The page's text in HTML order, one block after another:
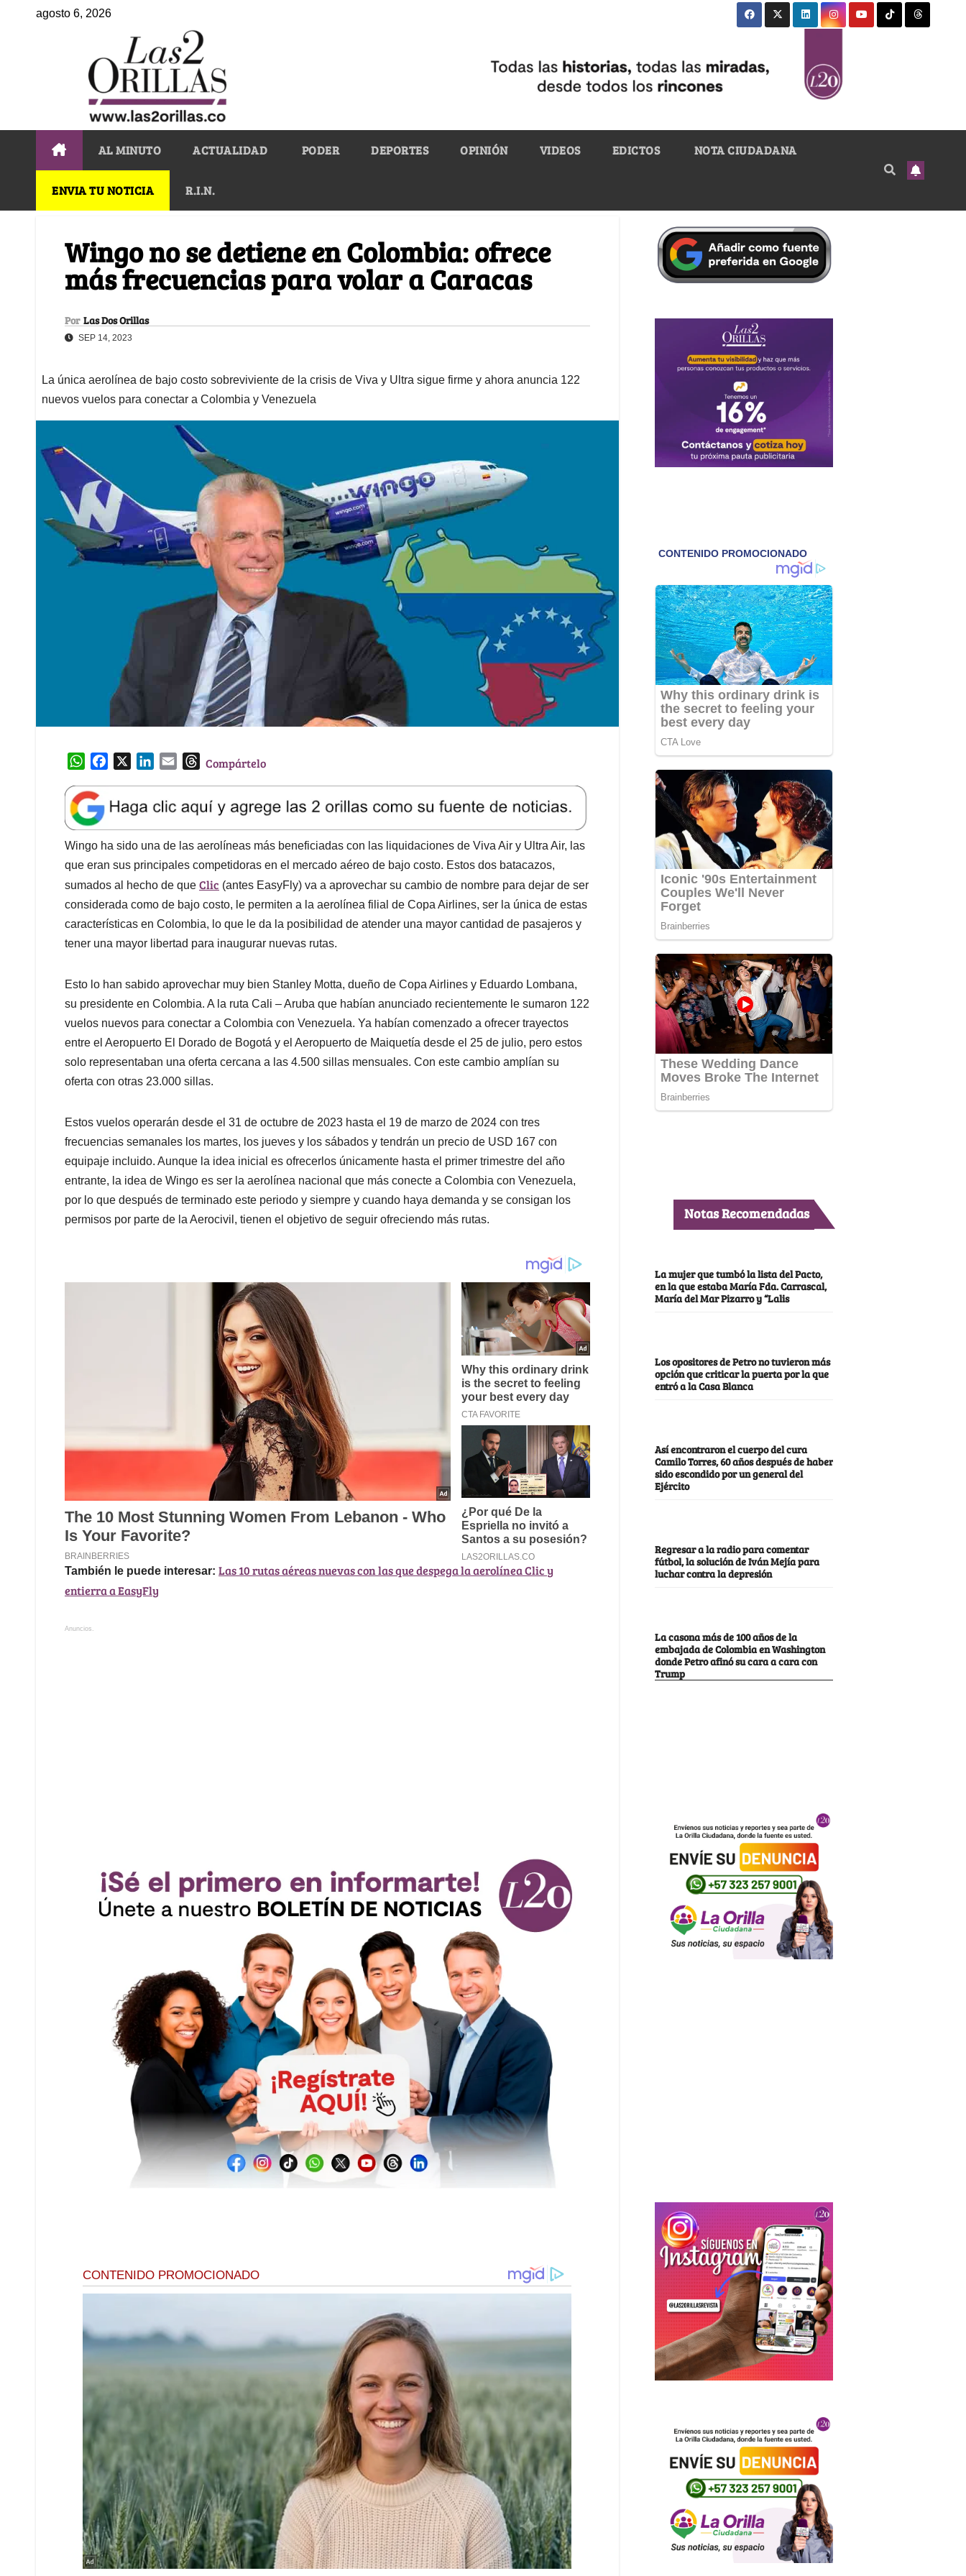
agosto 6, 2026
AL MINUTO ACTUALIDAD PODER DEPORTES OPINIÓN VIDEOS EDICTOS NOTA CIUDADANA
ENVIA TU NOTICIA R.I.N.
Wingo no se detiene en Colombia: ofrece
más frecuencias para volar a Caracas
Por Las Dos Orillas
SEP 14, 2023
La única aerolínea de bajo costo sobreviviente de la crisis de Viva y Ultra sigue firme y ahora anuncia 122
nuevos vuelos para conectar a Colombia y Venezuela
W
a
t
s
A
p
p
e
b
o
o
k
k
e
d
I
n
l
T
e
a
d
s
Compártelo
Wingo ha sido una de las aerolíneas más beneficiadas con las liquidaciones de Viva Air y Ultra Air, las
que eran sus principales competidoras en el mercado aéreo de bajo costo. Estos dos batacazos,
sumados al hecho de que Clic (antes EasyFly) va a aprovechar su cambio de nombre para dejar de ser
considerada como de bajo costo, le permiten a la aerolínea filial de Copa Airlines, ser la única de estas
características en Colombia, lo que le da la posibilidad de atender una mayor cantidad de pasajeros y
tener una mayor libertad para inaugurar nuevas rutas.
Esto lo han sabido aprovechar muy bien Stanley Motta, dueño de Copa Airlines y Eduardo Lombana,
su presidente en Colombia. A la ruta Cali – Aruba que habían anunciado recientemente le sumaron 122
vuelos nuevos para conectar a Colombia con Venezuela. Ya habían comenzado a ofrecer trayectos
entre el Aeropuerto El Dorado de Bogotá y el Aeropuerto de Maiquetía desde el 25 de julio, pero estos
solo representaban una oferta cercana a las 4.500 sillas mensuales. Con este cambio amplían su
oferta con otras 23.000 sillas.
Estos vuelos operarán desde el 31 de octubre de 2023 hasta el 19 de marzo de 2024 con tres
frecuencias semanales los martes, los jueves y los sábados y tendrán un precio de USD 167 con
equipaje incluido. Aunque la idea inicial es ofrecerlos únicamente hasta el primer trimestre del año
entrante, la idea de Wingo es ser la aerolínea nacional que más conecte a Colombia con Venezuela,
por lo que después de terminado este periodo y siempre y cuando haya demanda y se consigan los
permisos por parte de la Aerocivil, tienen el objetivo de seguir ofreciendo más rutas.
También le puede interesar: Las 10 rutas aéreas nuevas con las que despega la aerolínea Clic y
entierra a EasyFly
Anuncios.
Notas Recomendadas
La mujer que tumbó la lista del Pacto,
en la que estaba María Fda. Carrascal,
María del Mar Pizarro y “Lalis
Los opositores de Petro no tuvieron más
opción que criticar la puerta por la que
entró a la Casa Blanca
Así encontraron el cuerpo del cura
Camilo Torres, 60 años después de haber
sido escondido por un general del
Ejército
Regresar a la radio para comentar
fútbol, la solución de Iván Mejía para
luchar contra la depresión
La casona más de 100 años de la
embajada de Colombia en Washington
donde Petro afinó su cara a cara con
Trump